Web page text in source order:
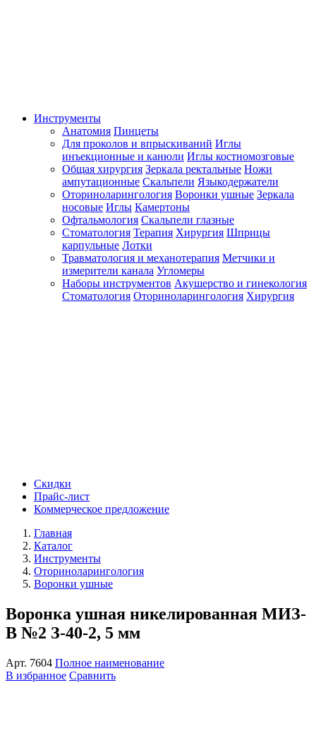
Инструменты
Анатомия Пинцеты
Для проколов и впрыскиваний Иглы
инъекционные и канюли Иглы костномозговые
Общая хирургия Зеркала ректальные Ножи
ампутационные Скальпели Языкодержатели
Оториноларингология Воронки ушные Зеркала
носовые Иглы Камертоны
Офтальмология Скальпели глазные
Стоматология Терапия Хирургия Шприцы
карпульные Лотки
Травматология и механотерапия Метчики и
измерители канала Угломеры
Наборы инструментов Акушерство и гинекология
Стоматология Оториноларингология Хирургия
Скидки
Прайс-лист
Коммерческое предложение
Главная
Каталог
Инструменты
Оториноларингология
Воронки ушные
Воронка ушная никелированная МИЗ-
В №2 З-40-2, 5 мм
Арт. 7604 Полное наименование
В избранное Сравнить